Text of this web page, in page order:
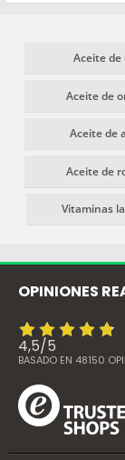
Aceite de
Aceite de
Aceite de
Aceite de
Vitaminas
OPINIONES
4,5/5
BASADO EN 48150